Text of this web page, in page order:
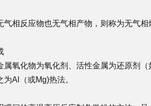
气相反应物也无气相产物，则称为无气
属氧化物为氧化剂、活性金属为还原剂
Al（或Mg)热法。